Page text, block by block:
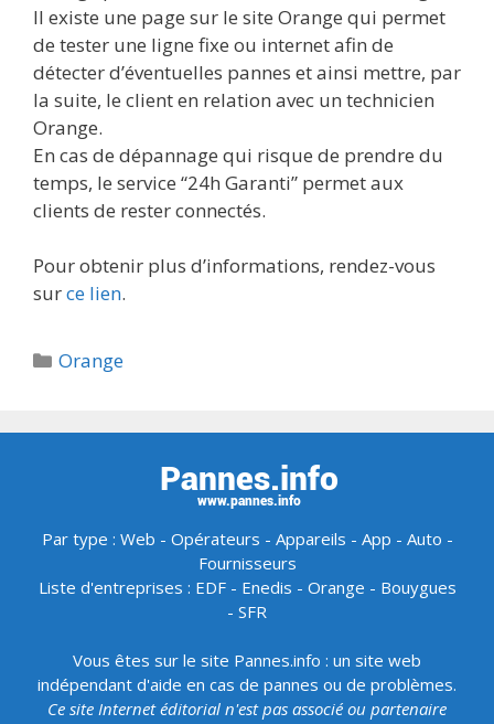
Il existe une page sur le site Orange qui permet
de tester une ligne fixe ou internet afin de
détecter d’éventuelles pannes et ainsi mettre, par
la suite, le client en relation avec un technicien
Orange.
En cas de dépannage qui risque de prendre du
temps, le service “24h Garanti” permet aux
clients de rester connectés.
Pour obtenir plus d’informations, rendez-vous
surce lien.
Catégories
Orange
Par type : Web - Opérateurs - Appareils - App - Auto -
Fournisseurs
Liste d'entreprises : EDF- Enedis - Orange - Bouygues
- SFR
Vous êtes sur le site Pannes.info : un site web
indépendant d'aide en cas de pannes ou de problèmes.
Ce site Internet éditorial n'est pas associé ou partenaire